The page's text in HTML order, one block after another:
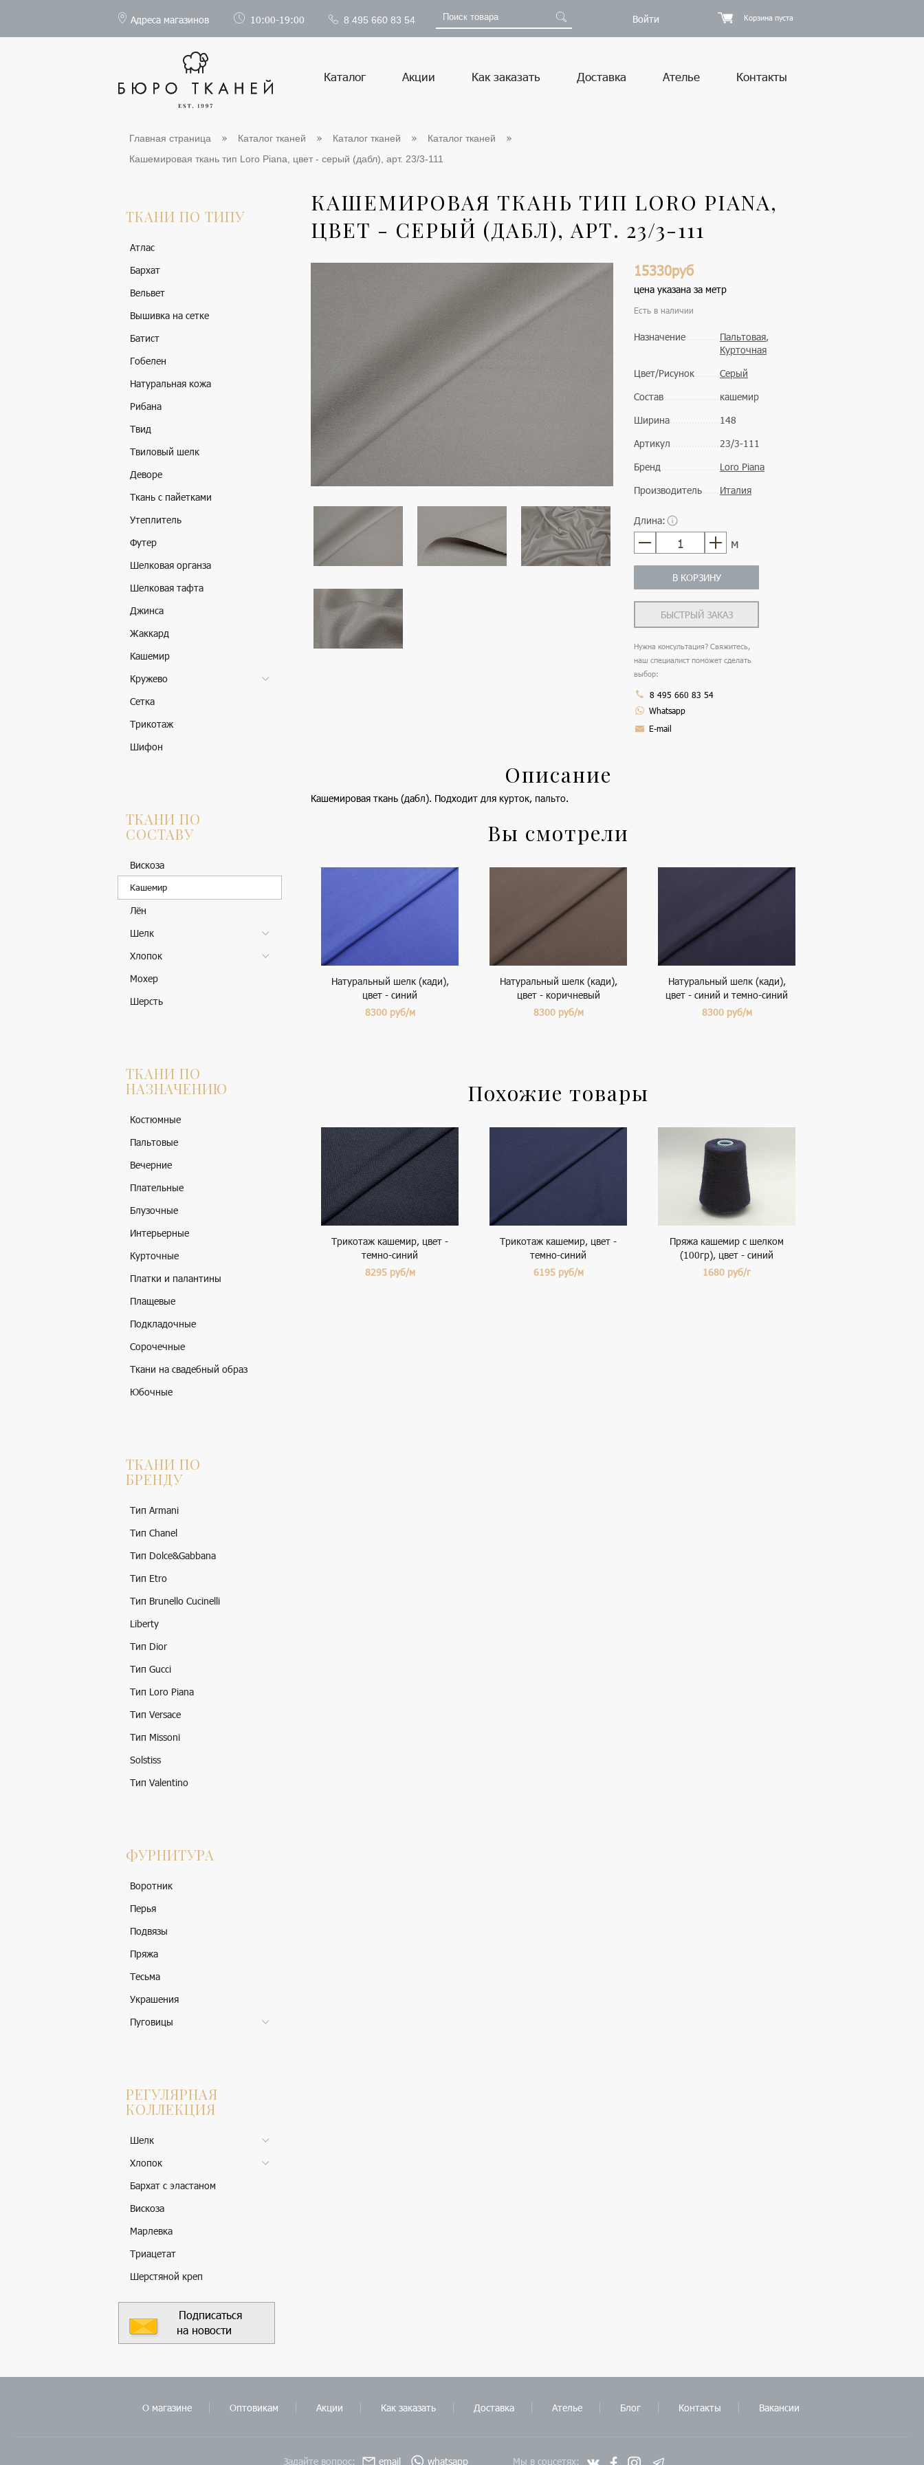
Адреса магазинов 10:00-19:00 8 495 660 83 54 Войти Корзина пуста
Каталог Акции Как заказать Доставка Ателье Контакты
Главная страница Каталог тканей Каталог тканей
Каталог тканей
Кашемировая ткань тип Loro Piana, цвет - серый (дабл), арт. 23/3-111
ТКАНИ ПО ТИПУ
Атлас
Бархат
Вельвет
Вышивка на сетке
Батист
Гобелен
Натуральная кожа
Рибана
Твид
Твиловый шелк
Деворе
Ткань с пайетками
Утеплитель
Футер
Шелковая органза
Шелковая тафта
Джинса
Жаккард
Кашемир
Кружево
Сетка
Трикотаж
Шифон
ТКАНИ ПО
СОСТАВУ
Вискоза
Кашемир
Лён
Шелк
Хлопок
Мохер
Шерсть
ТКАНИ ПО
НАЗНАЧЕНИЮ
Костюмные
Пальтовые
Вечерние
Плательные
Блузочные
Интерьерные
Курточные
Платки и палантины
Плащевые
Подкладочные
Сорочечные
Ткани на свадебный образ
Юбочные
ТКАНИ ПО
БРЕНДУ
Тип Armani
Тип Chanel
Тип Dolce&Gabbana
Тип Etro
Тип Brunello Cucinelli
Liberty
Тип Dior
Тип Gucci
Тип Loro Piana
Тип Versace
Тип Missoni
Solstiss
Тип Valentino
ФУРНИТУРА
Воротник
Перья
Подвязы
Пряжа
Тесьма
Украшения
Пуговицы
РЕГУЛЯРНАЯ
КОЛЛЕКЦИЯ
Шелк
Хлопок
Бархат с эластаном
Вискоза
Марлевка
Триацетат
Шерстяной креп
Подписаться
на новости
КАШЕМИРОВАЯ ТКАНЬ ТИП LORO PIANA,
ЦВЕТ - СЕРЫЙ (ДАБЛ), АРТ. 23/3-111
15330руб
цена указана за метр
Есть в наличии
Назначение Пальтовая,
Курточная
Цвет/Рисунок
Серый
Состав
кашемир
Ширина
148
Артикул
23/3-111
Бренд
Loro Piana
Производитель
Италия
Длина:
м
В КОРЗИНУ
БЫСТРЫЙ ЗАКАЗ
Нужна консультация? Свяжитесь,
наш специалист поможет сделать
выбор:
8 495 660 83 54
Whatsapp
E-mail
Описание
Кашемировая ткань (дабл). Подходит для курток, пальто.
Вы смотрели
Натуральный шелк (кади),
цвет - синий
8300 руб/м
Натуральный шелк (кади),
цвет - коричневый
8300 руб/м
Натуральный шелк (кади),
цвет - синий и темно-синий
8300 руб/м
Похожие товары
Трикотаж кашемир, цвет -
темно-синий
8295 руб/м
Трикотаж кашемир, цвет -
темно-синий
6195 руб/м
Пряжа кашемир с шелком
(100гр), цвет - синий
1680 руб/г
О магазине Оптовикам Акции Как заказать Доставка Ателье Блог Контакты Вакансии
Задайте вопрос: email whatsapp Мы в соцсетях: